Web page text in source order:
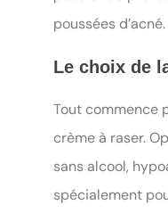
poussées d’acné.
Le choix de
Tout commence
crème à raser.
sans alcool,
spécialement